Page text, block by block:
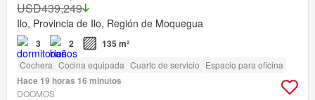
USD439,249
Ilo, Provincia de Ilo, Región de Moquegua
3 2 135 m²
Cochera Cocina equipada Cuarto de servicio Espacio para oficina
Hace 19 horas 16 minutos
DOOMOS